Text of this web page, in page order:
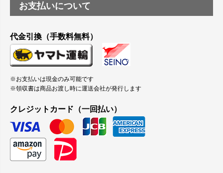
お支払いについて
代金引換（手数料無料）
※お支払いは現金のみ可能です
※領収書は商品お渡し時に運送会社が発行します
クレジットカード（一回払い）